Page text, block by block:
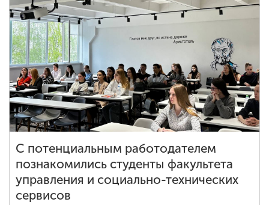
С потенциальным работодателем
познакомились студенты факультета
управления и социально-технических
сервисов